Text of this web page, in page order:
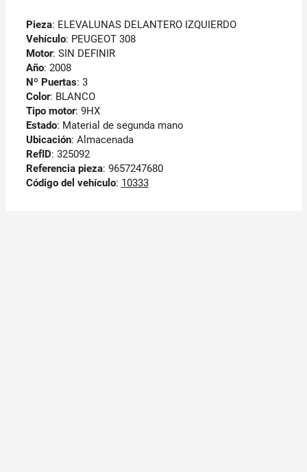
Pieza: ELEVALUNAS DELANTERO IZQUIERDO
Vehículo: PEUGEOT 308
Motor: SIN DEFINIR
Año: 2008
Nº Puertas: 3
Color: BLANCO
Tipo motor: 9HX
Estado: Material de segunda mano
Ubicación: Almacenada
RefID: 325092
Referencia pieza: 9657247680
Código del vehículo: 10333